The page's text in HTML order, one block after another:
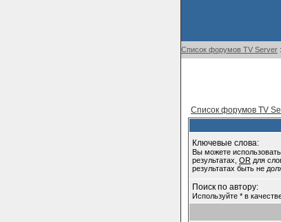
Список форумов TV Server
Список форумов TV
Ключевые слова:
Вы можете использовать
результатах, OR для
результатах быть не
Поиск по автору:
Используйте * в